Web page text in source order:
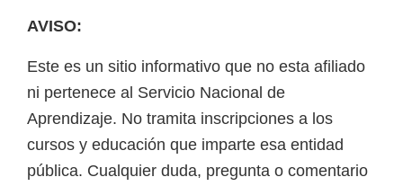
AVISO:
Este es un sitio informativo que no esta afiliado
ni pertenece al Servicio Nacional de
Aprendizaje. No tramita inscripciones a los
cursos y educación que imparte esa entidad
pública. Cualquier duda, pregunta o comentario